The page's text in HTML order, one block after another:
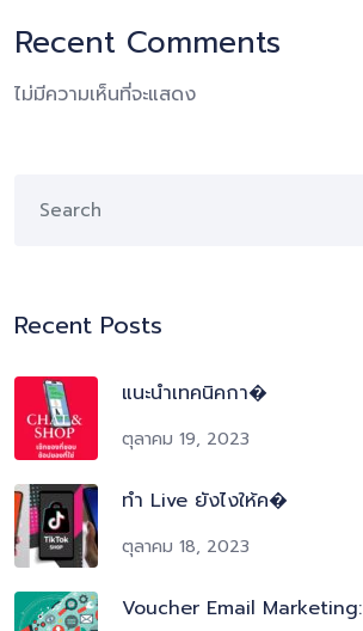
Recent Comments
ไม่มีความเห็นที่จะแสดง
Recent Posts
แนะนำเทคนิคกา�
ตุลาคม 19, 2023
ทำ Live ยังไงให้ค�
ตุลาคม 18, 2023
Voucher Email